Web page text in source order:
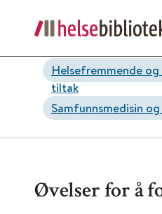
Helsefremmende
tiltak
Samfunnsmedisin
Øvelser for å